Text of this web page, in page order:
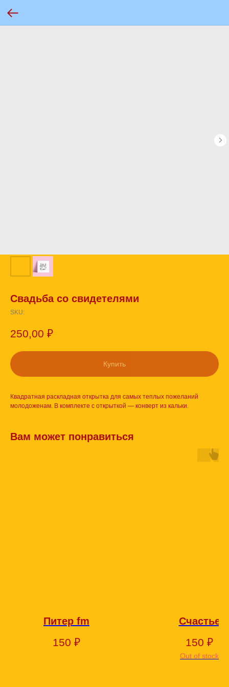
Свадьба со свидетелями
SKU:
250,00 ₽
Купить
Квадратная раскладная открытка для самых теплых пожеланий
молодоженам. В комплекте с открыткой — конверт из кальки.
Вам может понравиться
Питер fm
150 ₽
Счастье
150 ₽
Out of stock